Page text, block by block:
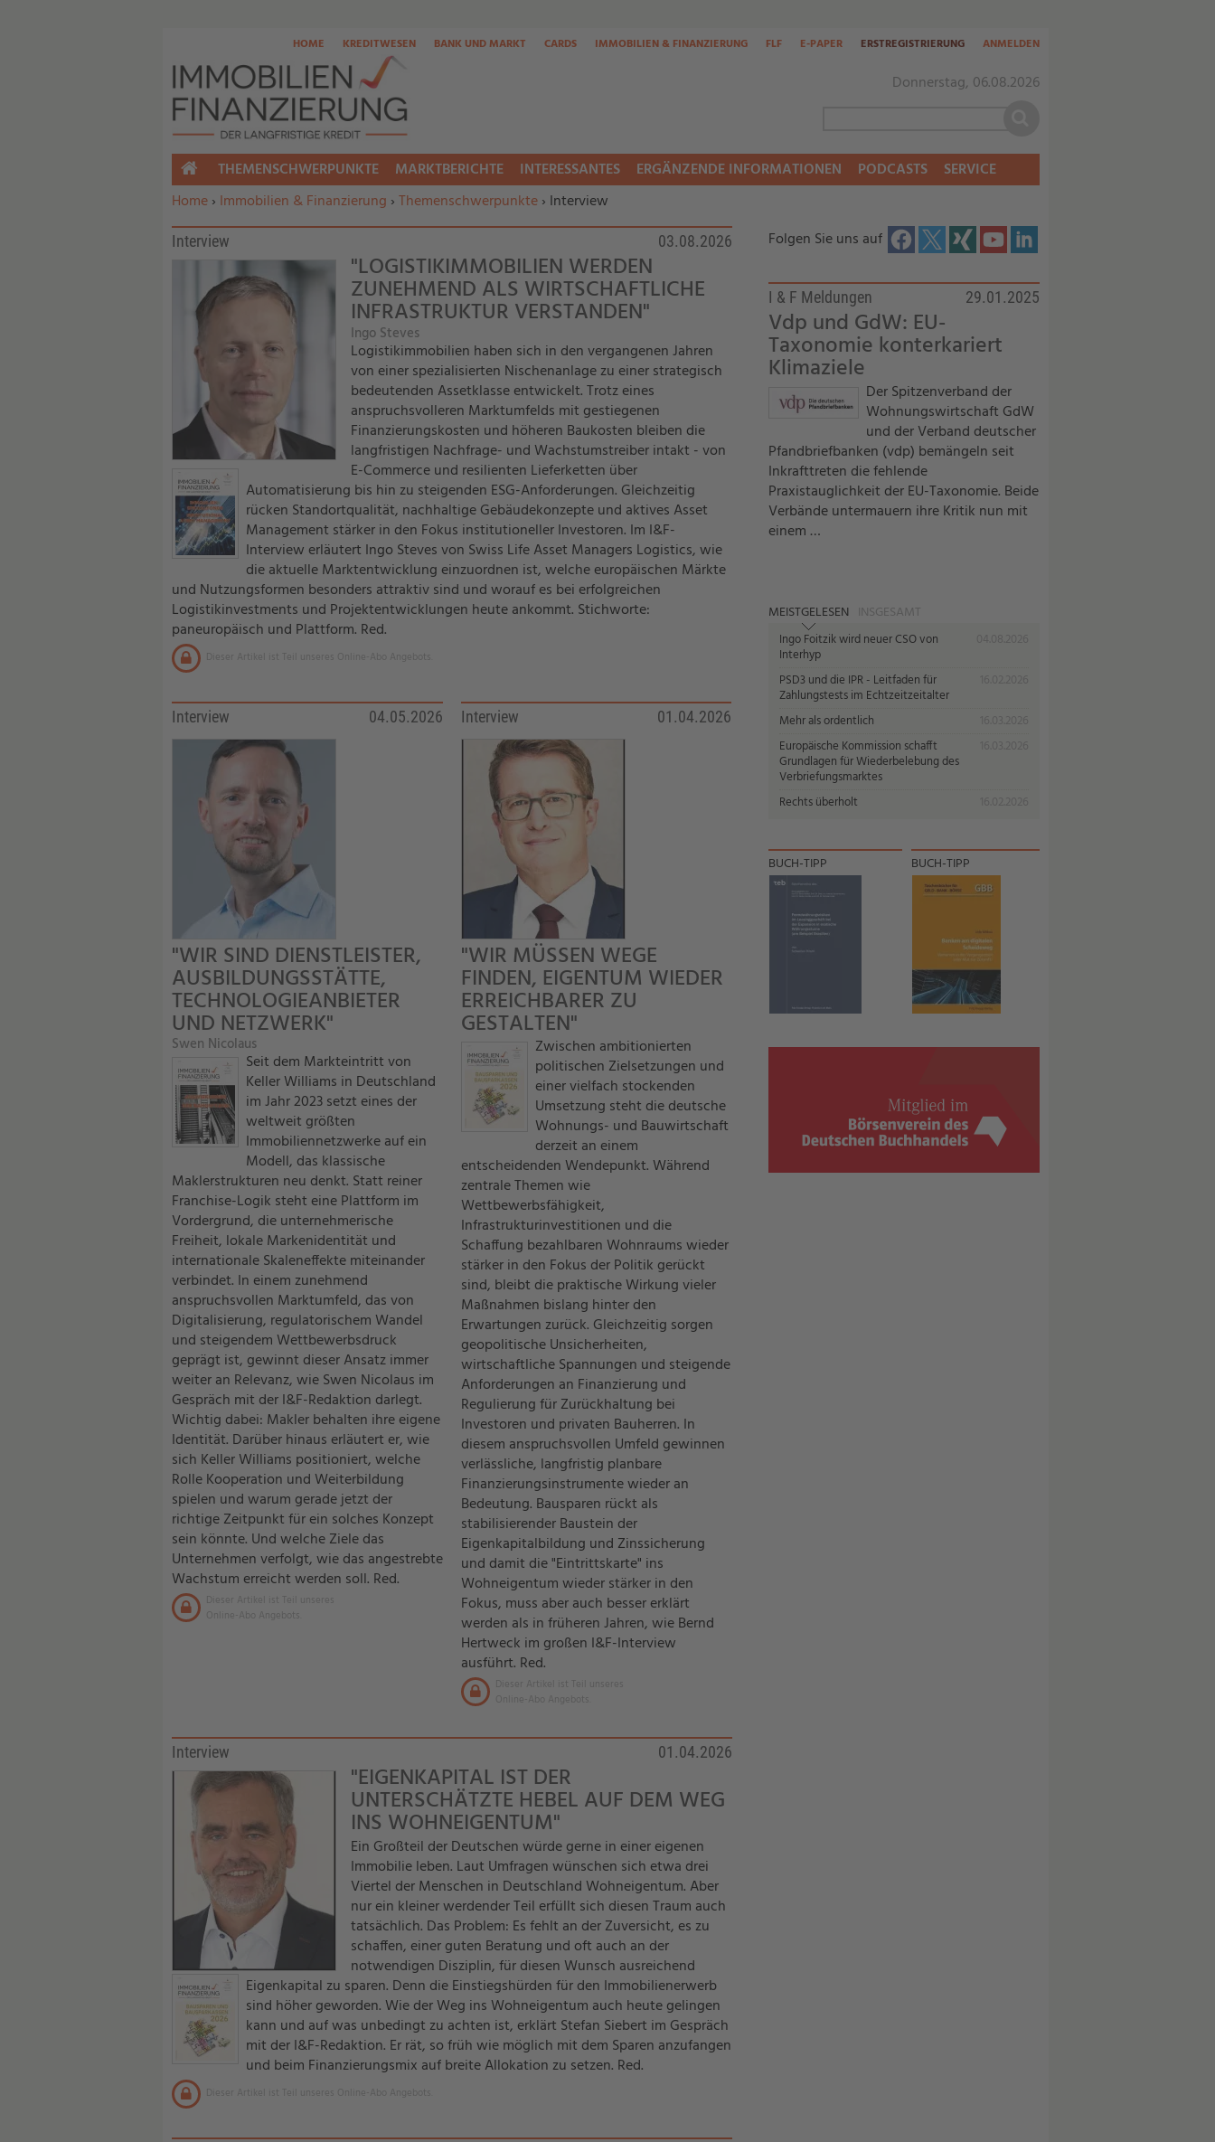
Donnerstag, 06.08.2026
HOME KREDITWESEN BANK UND MARKT CARDS IMMOBILIEN & FINANZIERUNG FLF E-PAPER ERSTREGISTRIERUNG ANMELDEN
Sie befinden sich hier:
Home› Immobilien & Finanzierung ›Themenschwerpunkte› Interview
Interview 03.08.2026
"LOGISTIKIMMOBILIEN WERDEN
ZUNEHMEND ALS WIRTSCHAFTLICHE
INFRASTRUKTUR VERSTANDEN"
Ingo Steves
Logistikimmobilien haben sich in den vergangenen Jahren
von einer spezialisierten Nischenanlage zu einer strategisch
bedeutenden Assetklasse entwickelt. Trotz eines
anspruchsvolleren Marktumfelds mit gestiegenen
Finanzierungskosten und höheren Baukosten bleiben die
langfristigen Nachfrage- und Wachstumstreiber intakt - von
E-Commerce und resilienten Lieferketten über
Automatisierung bis hin zu steigenden ESG-Anforderungen. Gleichzeitig
rücken Standortqualität, nachhaltige Gebäudekonzepte und aktives Asset
Management stärker in den Fokus institutioneller Investoren. Im I&F-
Interview erläutert Ingo Steves von Swiss Life Asset Managers Logistics, wie
die aktuelle Marktentwicklung einzuordnen ist, welche europäischen Märkte
und Nutzungsformen besonders attraktiv sind und worauf es bei erfolgreichen
Logistikinvestments und Projektentwicklungen heute ankommt. Stichworte:
paneuropäisch und Plattform. Red.
Dieser Artikel ist Teil unseres Online-Abo Angebots.
Interview 04.05.2026
"WIR SIND DIENSTLEISTER,
AUSBILDUNGSSTÄTTE,
TECHNOLOGIEANBIETER
UND NETZWERK"
Swen Nicolaus
Seit dem Markteintritt von
Keller Williams in Deutschland
im Jahr 2023 setzt eines der
weltweit größten
Immobiliennetzwerke auf ein
Modell, das klassische
Maklerstrukturen neu denkt. Statt reiner
Franchise-Logik steht eine Plattform im
Vordergrund, die unternehmerische
Freiheit, lokale Markenidentität und
internationale Skaleneffekte miteinander
verbindet. In einem zunehmend
anspruchsvollen Marktumfeld, das von
Digitalisierung, regulatorischem Wandel
und steigendem Wettbewerbsdruck
geprägt ist, gewinnt dieser Ansatz immer
weiter an Relevanz, wie Swen Nicolaus im
Gespräch mit der I&F-Redaktion darlegt.
Wichtig dabei: Makler behalten ihre eigene
Identität. Darüber hinaus erläutert er, wie
sich Keller Williams positioniert, welche
Rolle Kooperation und Weiterbildung
spielen und warum gerade jetzt der
richtige Zeitpunkt für ein solches Konzept
sein könnte. Und welche Ziele das
Unternehmen verfolgt, wie das angestrebte
Wachstum erreicht werden soll. Red.
Dieser Artikel ist Teil unseres
Online-Abo Angebots.
Interview 01.04.2026
"WIR MÜSSEN WEGE
FINDEN, EIGENTUM WIEDER
ERREICHBARER ZU
GESTALTEN"
Zwischen ambitionierten
politischen Zielsetzungen und
einer vielfach stockenden
Umsetzung steht die deutsche
Wohnungs- und Bauwirtschaft
derzeit an einem
entscheidenden Wendepunkt. Während
zentrale Themen wie
Wettbewerbsfähigkeit,
Infrastrukturinvestitionen und die
Schaffung bezahlbaren Wohnraums wieder
stärker in den Fokus der Politik gerückt
sind, bleibt die praktische Wirkung vieler
Maßnahmen bislang hinter den
Erwartungen zurück. Gleichzeitig sorgen
geopolitische Unsicherheiten,
wirtschaftliche Spannungen und steigende
Anforderungen an Finanzierung und
Regulierung für Zurückhaltung bei
Investoren und privaten Bauherren. In
diesem anspruchsvollen Umfeld gewinnen
verlässliche, langfristig planbare
Finanzierungsinstrumente wieder an
Bedeutung. Bausparen rückt als
stabilisierender Baustein der
Eigenkapitalbildung und Zinssicherung
und damit die "Eintrittskarte" ins
Wohneigentum wieder stärker in den
Fokus, muss aber auch besser erklärt
werden als in früheren Jahren, wie Bernd
Hertweck im großen I&F-Interview
ausführt. Red.
Dieser Artikel ist Teil unseres
Online-Abo Angebots.
Interview 01.04.2026
"EIGENKAPITAL IST DER
UNTERSCHÄTZTE HEBEL AUF DEM WEG
INS WOHNEIGENTUM"
Ein Großteil der Deutschen würde gerne in einer eigenen
Immobilie leben. Laut Umfragen wünschen sich etwa drei
Viertel der Menschen in Deutschland Wohneigentum. Aber
nur ein kleiner werdender Teil erfüllt sich diesen Traum auch
tatsächlich. Das Problem: Es fehlt an der Zuversicht, es zu
schaffen, einer guten Beratung und oft auch an der
notwendigen Disziplin, für diesen Wunsch ausreichend
Eigenkapital zu sparen. Denn die Einstiegshürden für den Immobilienerwerb
sind höher geworden. Wie der Weg ins Wohneigentum auch heute gelingen
kann und auf was unbedingt zu achten ist, erklärt Stefan Siebert im Gespräch
mit der I&F-Redaktion. Er rät, so früh wie möglich mit dem Sparen anzufangen
und beim Finanzierungsmix auf breite Allokation zu setzen. Red.
Dieser Artikel ist Teil unseres Online-Abo Angebots.
Folgen Sie uns auf
I & F Meldungen 29.01.2025
Vdp und GdW: EU-
Taxonomie konterkariert
Klimaziele
Der Spitzenverband der
Wohnungswirtschaft GdW
und der Verband deutscher
Pfandbriefbanken (vdp) bemängeln seit
Inkrafttreten die fehlende
Praxistauglichkeit der EU-Taxonomie. Beide
Verbände untermauern ihre Kritik nun mit
einem …
MEISTGELESEN INSGESAMT
Ingo Foitzik wird neuer CSO von
Interhyp
PSD3 und die IPR - Leitfaden für
Zahlungstests im Echtzeitzeitalter
Mehr als ordentlich
Europäische Kommission schafft
Grundlagen für Wiederbelebung des
Verbriefungsmarktes
Rechts überholt
BUCH-TIPP BUCH-TIPP
HOME
THEMENSCHWERPUNKTE MARKTBERICHTE INTERESSANTES ERGÄNZENDE INFORMATIONEN PODCASTS SERVICE